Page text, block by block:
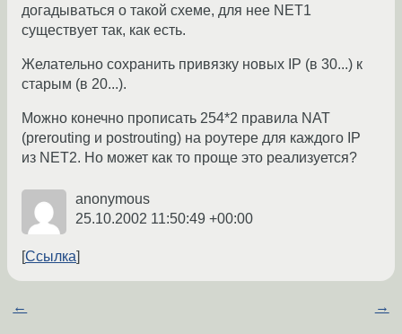
догадываться о такой схеме, для нее NET1
существует так, как есть.
Желательно сохранить привязку новых IP (в 30...) к
старым (в 20...).
Можно конечно прописать 254*2 правила NAT
(prerouting и postrouting) на роутере для каждого IP
из NET2. Но может как то проще это реализуется?
anonymous
25.10.2002 11:50:49 +00:00
Ссылка
← →